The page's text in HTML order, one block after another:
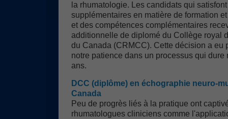
la rhumatologie. Les candidats qui
supplémentaires en matière de formation
et des compétences complémentaires
additionnelle de diplomé du Collège royal
du Canada (CRMCC). Cette décision a eu
notre patience dans un processus qui
ans.
DCC (diplôme) en échographie neuro-
Canada
Peu de progrès liés à la pratique ont
rhumatologues cliniciens comme